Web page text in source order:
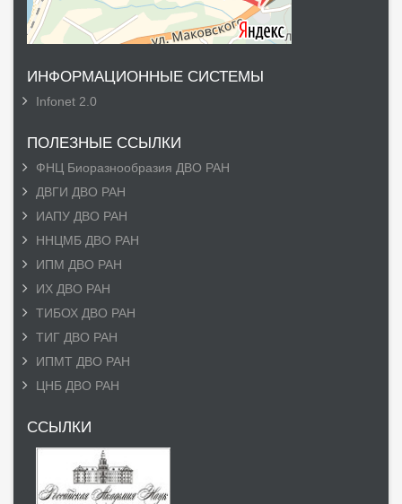
ИНФОРМАЦИОННЫЕ СИСТЕМЫ
Infonet 2.0
ПОЛЕЗНЫЕ ССЫЛКИ
ФНЦ Биоразнообразия ДВО РАН
ДВГИ ДВО РАН
ИАПУ ДВО РАН
ННЦМБ ДВО РАН
ИПМ ДВО РАН
ИХ ДВО РАН
ТИБОХ ДВО РАН
ТИГ ДВО РАН
ИПМТ ДВО РАН
ЦНБ ДВО РАН
ССЫЛКИ